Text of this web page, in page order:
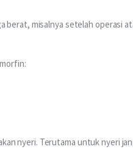
berat, misalnya setelah operasi
nyeri. Terutama untuk nyeri